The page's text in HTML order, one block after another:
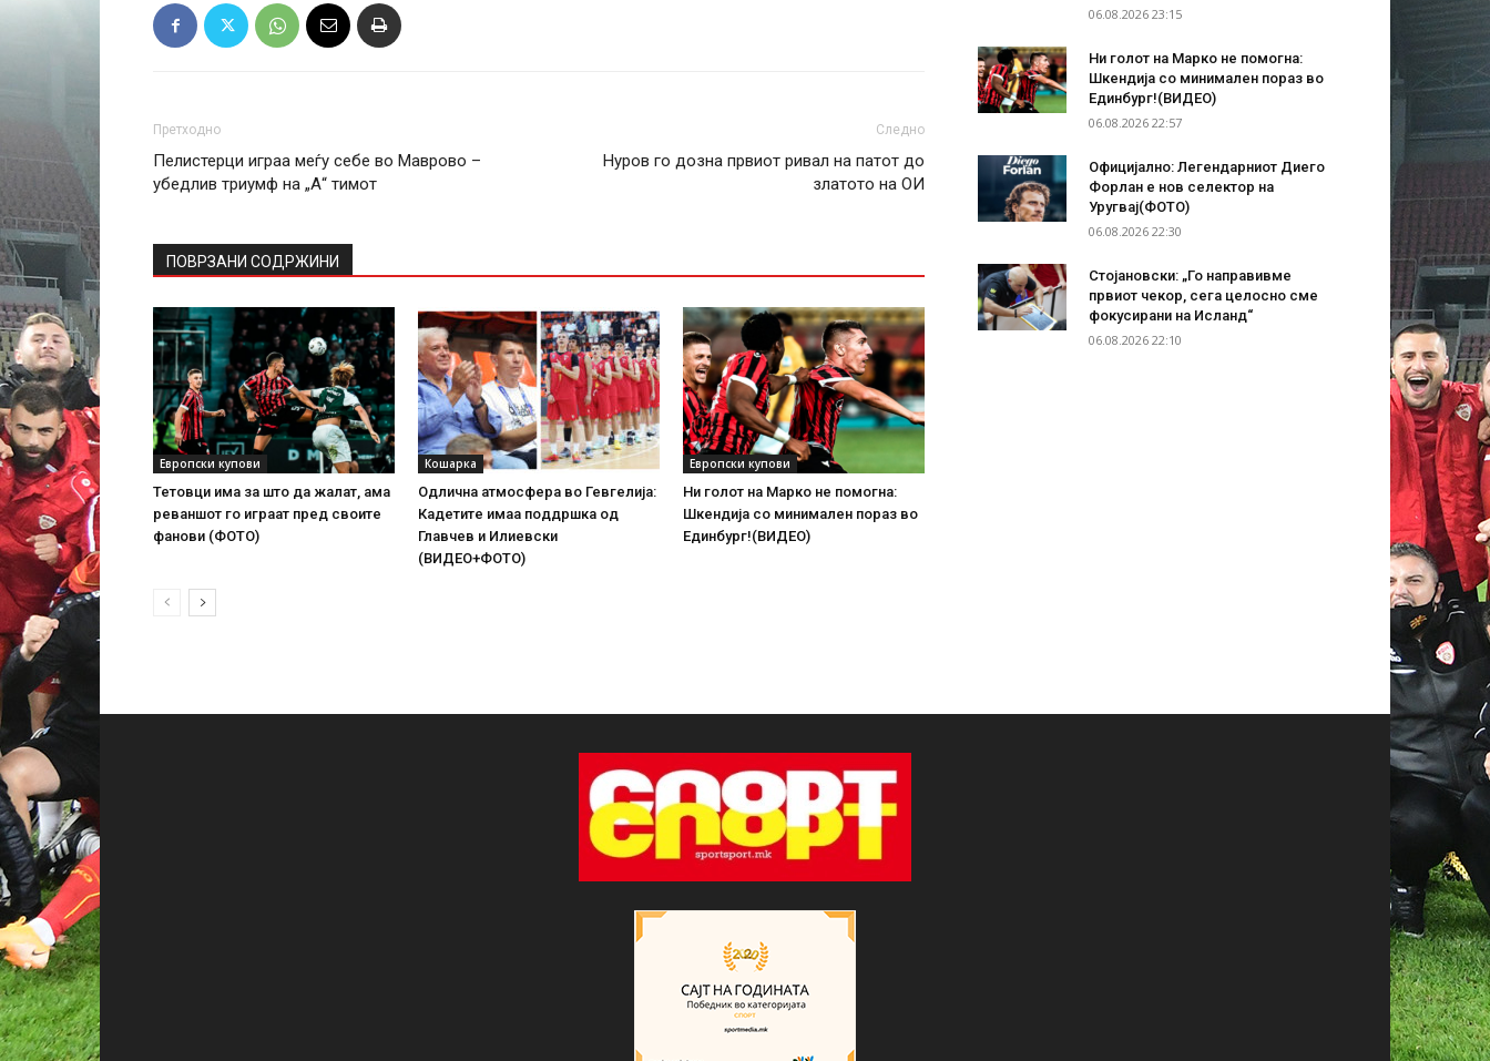
Претходно
Пелистерци играа меѓу себе во Маврово –
убедлив триумф на „А“ тимот
Следно
Нуров го дозна првиот ривал на патот до
златото на ОИ
ПОВРЗАНИ СОДРЖИНИ
Европски купови
Тетовци има за што да жалат, ама
реваншот го играат пред своите
фанови (ФОТО)
Кошарка
Одлична атмосфера во Гевгелија:
Кадетите имаа поддршка од
Главчев и Илиевски
(ВИДЕО+ФОТО)
Европски купови
Ни голот на Марко не помогна:
Шкендија со минимален пораз во
Единбург!(ВИДЕО)
06.08.2026 23:15
Ни голот на Марко не помогна:
Шкендија со минимален пораз во
Единбург!(ВИДЕО)
06.08.2026 22:57
Официјално: Легендарниот Диего
Форлан е нов селектор на
Уругвај(ФОТО)
06.08.2026 22:30
Стојановски: „Го направивме
првиот чекор, сега целосно сме
фокусирани на Исланд“
06.08.2026 22:10